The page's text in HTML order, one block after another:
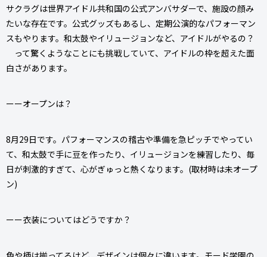
サクラグは世界アイドル共和国の公式アンバサダーで、施設の顔み
たいな存在です。公式グッズもあるし、定期公演的なパフォーマン
スもやります。和太鼓やイリュージョンなど、アイドルがやるの？
って驚くようなことにも挑戦していて、アイドルの枠を超えた面
白さがあります。
ーーオープンは？
8月29日です。パフォーマンスの稽古や準備を急ピッチでやってい
て、和太鼓で手に豆を作ったり、イリュージョンを練習したり、毎
日が刺激的すぎて、心がぎゅっと熱くなります。(取材時は未オープ
ン)
ーー衣装についてはどうですか？